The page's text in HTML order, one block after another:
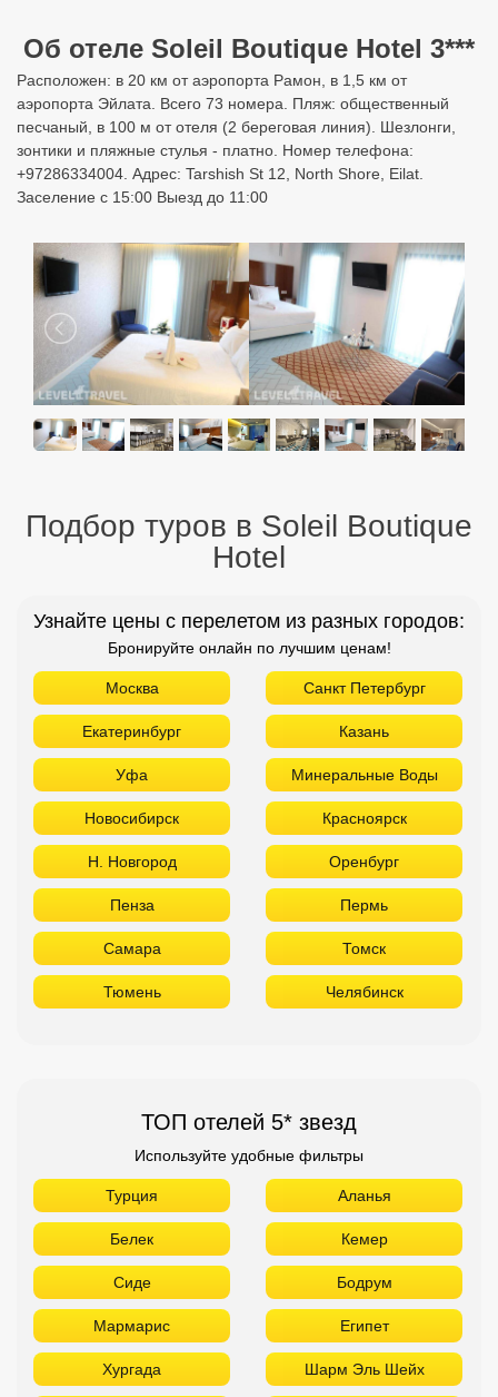
Об отеле Soleil Boutique Hotel 3***
Расположен: в 20 км от аэропорта Рамон, в 1,5 км от
аэропорта Эйлата. Всего 73 номера. Пляж: общественный
песчаный, в 100 м от отеля (2 береговая линия). Шезлонги,
зонтики и пляжные стулья - платно. Номер телефона:
+97286334004. Адрес: Tarshish St 12, North Shore, Eilat.
Заселение с 15:00 Выезд до 11:00
Подбор туров в Soleil Boutique
Hotel
Узнайте цены с перелетом из разных городов:
Бронируйте онлайн по лучшим ценам!
Москва Санкт Петербург
Екатеринбург Казань
Уфа Минеральные Воды
Новосибирск Красноярск
Н. Новгород Оренбург
Пенза Пермь
Самара Томск
Тюмень Челябинск
ТОП отелей 5* звезд
Используйте удобные фильтры
Турция Аланья
Белек Кемер
Сиде Бодрум
Мармарис Египет
Хургада Шарм Эль Шейх